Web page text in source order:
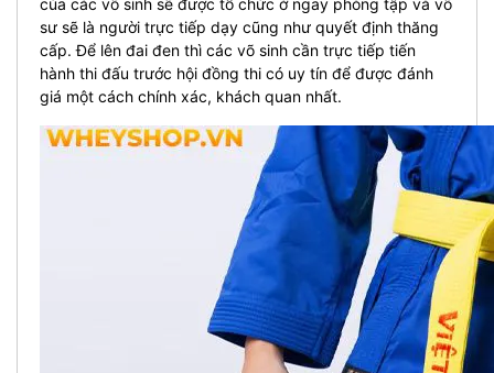
của các võ sinh sẽ được tổ chức ở ngay phòng tập và võ
sư sẽ là người trực tiếp dạy cũng như quyết định thăng
cấp. Để lên đai đen thì các võ sinh cần trực tiếp tiến
hành thi đấu trước hội đồng thi có uy tín để được đánh
giá một cách chính xác, khách quan nhất.